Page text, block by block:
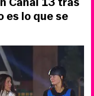
es lo que se